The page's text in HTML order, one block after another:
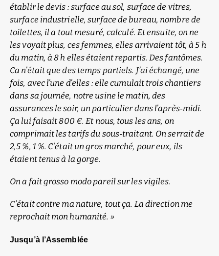
établir le devis : surface au sol, surface de vitres,
surface industrielle, surface de bureau, nombre de
toilettes, il a tout mesuré, calculé. Et ensuite, on ne
les voyait plus, ces femmes, elles arrivaient tôt, à 5 h
du matin, à 8 h elles étaient repartis. Des fantômes.
Ca n’était que des temps partiels. J’ai échangé, une
fois, avec l’une d’elles : elle cumulait trois chantiers
dans sa journée, notre usine le matin, des
assurances le soir, un particulier dans l’après‑midi.
Ça lui faisait 800 €. Et nous, tous les ans, on
comprimait les tarifs du sous‑traitant. On serrait de
2,5 %, 1 %. C’était un gros marché, pour eux, ils
étaient tenus à la gorge.
On a fait grosso modo pareil sur les vigiles.
C’était contre ma nature, tout ça. La direction me
reprochait mon humanité. »
Jusqu’à l’Assemblée